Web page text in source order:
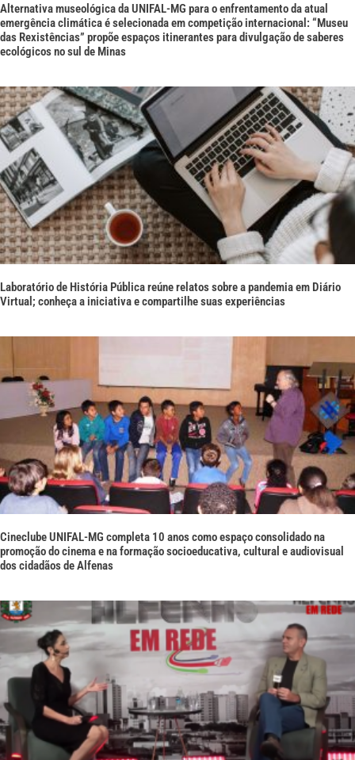
Alternativa museológica da UNIFAL-MG para o enfrentamento da atual
emergência climática é selecionada em competição internacional: “Museu
das Rexistências” propõe espaços itinerantes para divulgação de saberes
ecológicos no sul de Minas
Laboratório de História Pública reúne relatos sobre a pandemia em Diário
Virtual; conheça a iniciativa e compartilhe suas experiências
Cineclube UNIFAL-MG completa 10 anos como espaço consolidado na
promoção do cinema e na formação socioeducativa, cultural e audiovisual
dos cidadãos de Alfenas